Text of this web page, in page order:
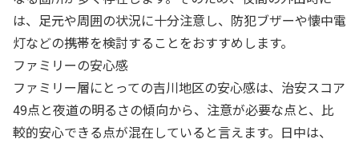
は、足元や周囲の状況に十分注意し、防犯ブザーや懐中電
灯などの携帯を検討することをおすすめします。
ファミリーの安心感
ファミリー層にとっての吉川地区の安心感は、治安スコア
49点と夜道の明るさの傾向から、注意が必要な点と、比
較的安心できる点が混在していると言えます。日中は、